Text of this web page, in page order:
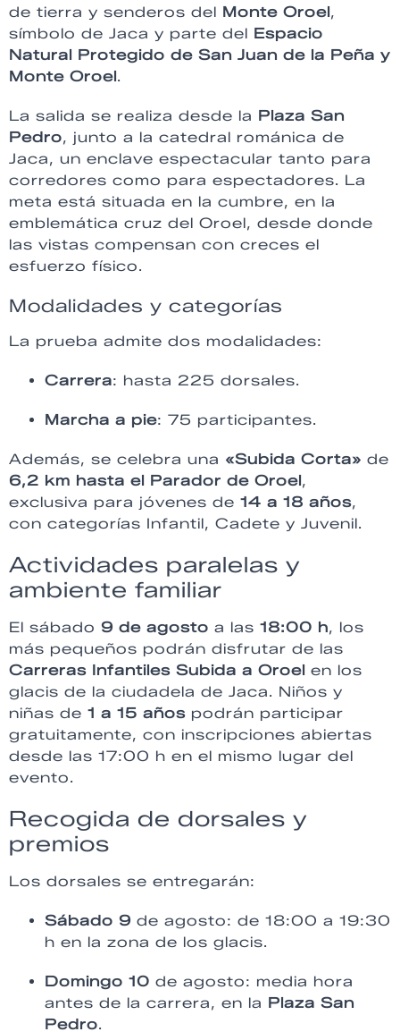
de tierra y senderos del Monte Oroel,
símbolo de Jaca y parte del Espacio
Natural Protegido de San Juan de la Peña y
Monte Oroel.
La salida se realiza desde la Plaza San
Pedro, junto a la catedral románica de
Jaca, un enclave espectacular tanto para
corredores como para espectadores. La
meta está situada en la cumbre, en la
emblemática cruz del Oroel, desde donde
las vistas compensan con creces el
esfuerzo físico.
Modalidades y categorías
La prueba admite dos modalidades:
Carrera: hasta 225 dorsales.
Marcha a pie: 75 participantes.
Además, se celebra una «Subida Corta» de
6,2 km hasta el Parador de Oroel,
exclusiva para jóvenes de 14 a 18 años,
con categorías Infantil, Cadete y Juvenil.
Actividades paralelas y
ambiente familiar
El sábado 9 de agosto a las 18:00 h, los
más pequeños podrán disfrutar de las
Carreras Infantiles Subida a Oroel en los
glacis de la ciudadela de Jaca. Niños y
niñas de 1 a 15 años podrán participar
gratuitamente, con inscripciones abiertas
desde las 17:00 h en el mismo lugar del
evento.
Recogida de dorsales y
premios
Los dorsales se entregarán:
Sábado 9 de agosto: de 18:00 a 19:30
h en la zona de los glacis.
Domingo 10 de agosto: media hora
antes de la carrera, en la Plaza San
Pedro.